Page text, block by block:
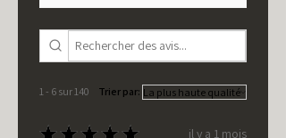
1 - 6 sur 140 Trier par:
il y a 1 mois